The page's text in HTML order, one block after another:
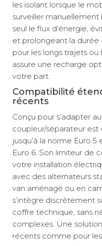
les isolant lorsque le
surveiller manuellement
seul le flux d’énergie,
et prolongeant la durée
pour les longs trajets ou
assure une recharge
votre part.
Compatibilité
récents
Conçu pour s’adapter
coupleur/séparateur
jusqu’à la norme Euro 5
Euro 6. Son limiteur de
votre installation
avec des alternateurs
van aménagé ou en
s’intègre discrètement
coffre technique, sans
complexes. Une
récents comme pour